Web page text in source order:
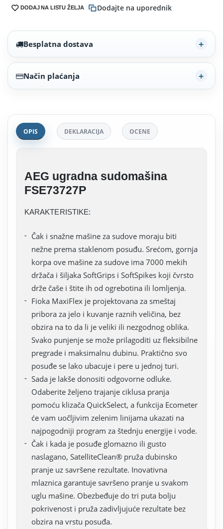
DODAJ NA LISTU ŽELJA Dodajte na uporednik
Besplatna dostava
Način plaćanja
OPIS DEKLARACIJA OCENE
AEG ugradna sudomašina
FSE73727P
KARAKTERISTIKE:
Čak i snažne mašine za sudove moraju biti
nežne prema staklenom posuđu. Srećom, gornja
korpa ove mašine za sudove ima 7000 mekih
držača i šiljaka SoftGrips i SoftSpikes koji čvrsto
drže čaše i štite ih od ogrebotina ili lomljenja.
Fioka MaxiFlex je projektovana za smeštaj
pribora za jelo i kuvanje raznih veličina, bez
obzira na to da li je veliki ili nezgodnog oblika.
Svako punjenje se može prilagoditi uz fleksibilne
pregrade i maksimalnu dubinu. Praktično svo
posuđe se lako ubacuje i pere u jednoj turi.
Sada je lakše donositi odgovorne odluke.
Odaberite željeno trajanje ciklusa pranja
pomoću klizača QuickSelect, a funkcija Ecometer
će vam uočljivim zelenim linijama ukazati na
najpogodniji program za štednju energije i vode.
Čak i kada je posuđe glomazno ili gusto
naslagano, SatelliteClean® pruža dubinsko
pranje uz savršene rezultate. Inovativna
mlaznica garantuje savršeno pranje u svakom
uglu mašine. Obezbeđuje do tri puta bolju
pokrivenost i pruža zadivljujuće rezultate bez
obzira na vrstu posuđa.